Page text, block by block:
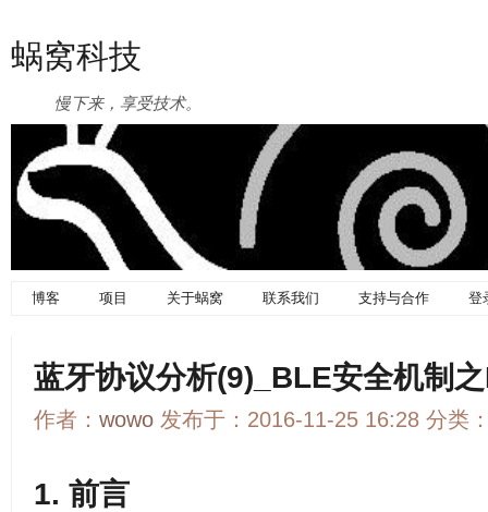
蜗窝科技
慢下来，享受技术。
博客 项目 关于蜗窝 联系我们 支持与合作 登
蓝牙协议分析(9)_BLE安全机制
作者： wowo 发布于：2016-11-25 16:28 分类
1. 前言